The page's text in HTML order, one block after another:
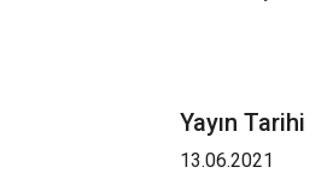
Yayın Tarihi
13.06.2021